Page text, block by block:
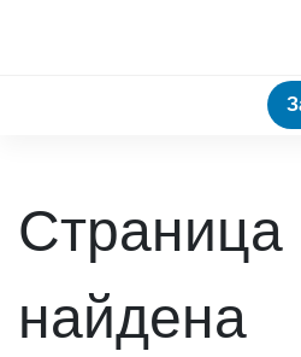
Страница
найдена